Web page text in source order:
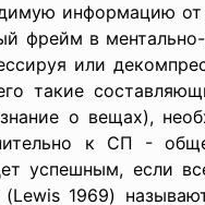
информацию от
фрейм в
или
такие
о вещах),
к СП -
успешным, если
1969)